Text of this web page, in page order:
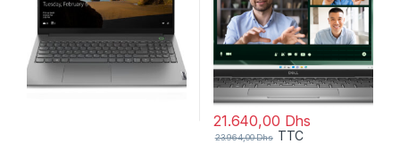
21.640,00 Dhs
23.964,00Dhs TTC